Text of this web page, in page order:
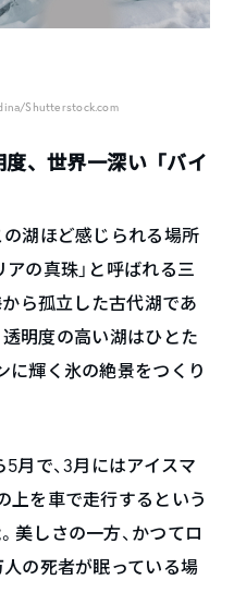
Shutterstock.com
、世界一深い「バイ
の湖ほど感じられる場所
の真珠」と呼ばれる三
ら孤立した古代湖であ
透明度の高い湖はひとた
に輝く氷の絶景をつくり
月で、3月にはアイスマ
上を車で走行するという
美しさの一方、かつてロ
の死者が眠っている場